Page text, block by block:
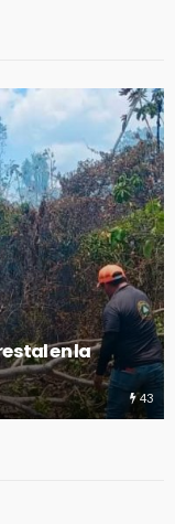
de pozos